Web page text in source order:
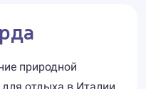
природной